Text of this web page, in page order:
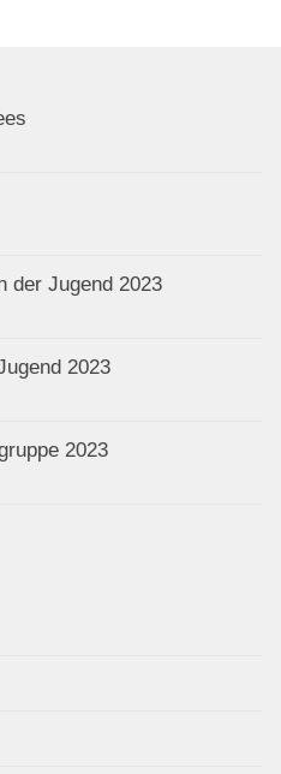
der Jugend 2023
2023
2023